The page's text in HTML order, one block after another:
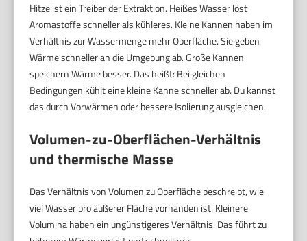
Hitze ist ein Treiber der Extraktion. Heißes Wasser löst
Aromastoffe schneller als kühleres. Kleine Kannen haben im
Verhältnis zur Wassermenge mehr Oberfläche. Sie geben
Wärme schneller an die Umgebung ab. Große Kannen
speichern Wärme besser. Das heißt: Bei gleichen
Bedingungen kühlt eine kleine Kanne schneller ab. Du kannst
das durch Vorwärmen oder bessere Isolierung ausgleichen.
Volumen-zu-Oberflächen-Verhältnis
und thermische Masse
Das Verhältnis von Volumen zu Oberfläche beschreibt, wie
viel Wasser pro äußerer Fläche vorhanden ist. Kleinere
Volumina haben ein ungünstigeres Verhältnis. Das führt zu